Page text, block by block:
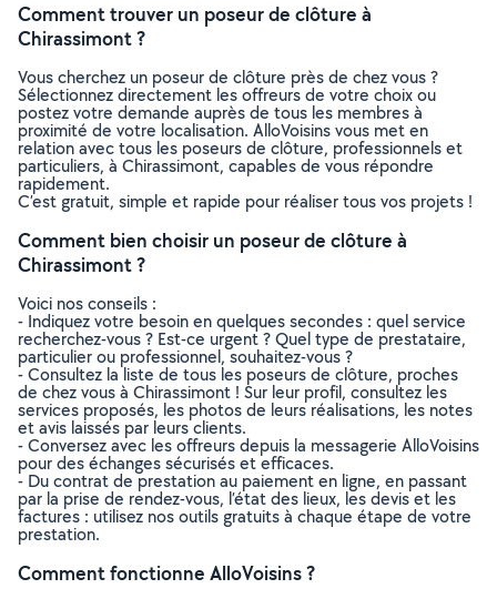
Comment trouver un poseur de clôture à
Chirassimont ?
Vous cherchez un poseur de clôture près de chez vous ?
Sélectionnez directement les offreurs de votre choix ou
postez votre demande auprès de tous les membres à
proximité de votre localisation. AlloVoisins vous met en
relation avec tous les poseurs de clôture, professionnels et
particuliers, à Chirassimont, capables de vous répondre
rapidement.
C’est gratuit, simple et rapide pour réaliser tous vos projets !
Comment bien choisir un poseur de clôture à
Chirassimont ?
Voici nos conseils :
- Indiquez votre besoin en quelques secondes : quel service
recherchez-vous ? Est-ce urgent ? Quel type de prestataire,
particulier ou professionnel, souhaitez-vous ?
- Consultez la liste de tous les poseurs de clôture, proches
de chez vous à Chirassimont ! Sur leur profil, consultez les
services proposés, les photos de leurs réalisations, les notes
et avis laissés par leurs clients.
- Conversez avec les offreurs depuis la messagerie AlloVoisins
pour des échanges sécurisés et efficaces.
- Du contrat de prestation au paiement en ligne, en passant
par la prise de rendez-vous, l’état des lieux, les devis et les
factures : utilisez nos outils gratuits à chaque étape de votre
prestation.
Comment fonctionne AlloVoisins ?